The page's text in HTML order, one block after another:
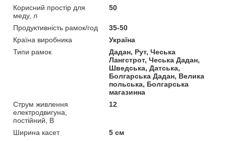
Корисний простір для
меду, л
50
Продуктивність рамок/год
35-50
Країна виробника
Україна
Типи рамок
Дадан, Рут, Чеська
Лангстрот, Чеська Дадан,
Шведська, Датська,
Болгарська Дадан, Велика
польська, Болгарська
магазинна
Струм живлення
електродвигуна,
постійний, В
12
Ширина касет
5 см